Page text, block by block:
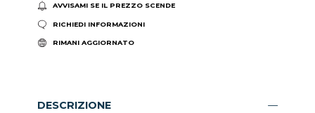
AVVISAMI SE IL PREZZO SCENDE
RICHIEDI INFORMAZIONI
RIMANI AGGIORNATO
DESCRIZIONE